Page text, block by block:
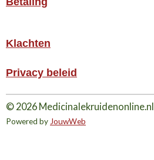
Klachten
Privacy beleid
© 2026 Medicinalekruidenonline.nl
Powered by JouwWeb